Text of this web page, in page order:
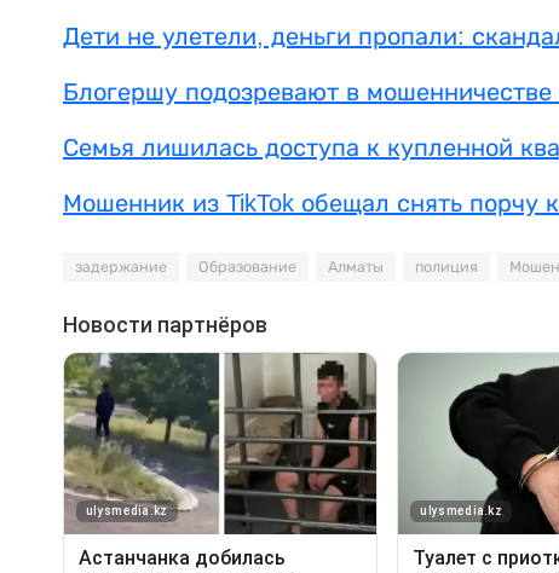
Дети не улетели, деньги пропали:
Блогершу подозревают в
Семья лишилась доступа к купленной
Мошенник из TikTok обещал снять порчу
задержание Образование Алматы полиция